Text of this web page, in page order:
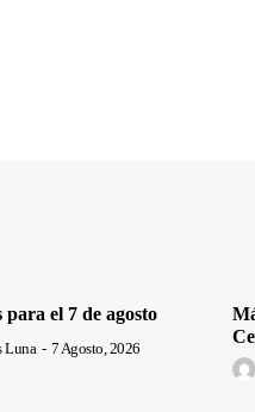
para el 7 de agosto
Luna - 7 Agosto, 2026